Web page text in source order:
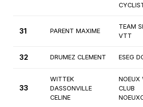
31 PARENT MAXIME
TEAM
VTT
32 DRUMEZ CLEMENT ESEG
33
WITTEK
DASSONVILLE
CELINE
NOEUX
CLUB